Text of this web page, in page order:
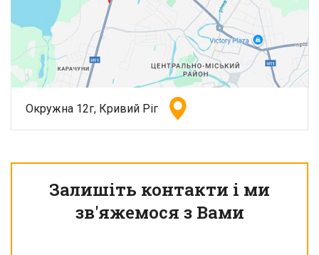
Окружна 12г, Кривий Ріг
Залишіть контакти і ми
зв'яжемося з Вами